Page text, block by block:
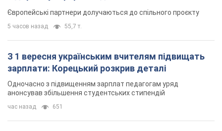
Європейські партнери долучаються до спільного проєкту
5 часов назад 55,7 т.
З 1 вересня українським вчителям підвищать
зарплати: Корецький розкрив деталі
Одночасно з підвищенням зарплат педагогам уряд
анонсував збільшення студентських стипендій
час назад 651